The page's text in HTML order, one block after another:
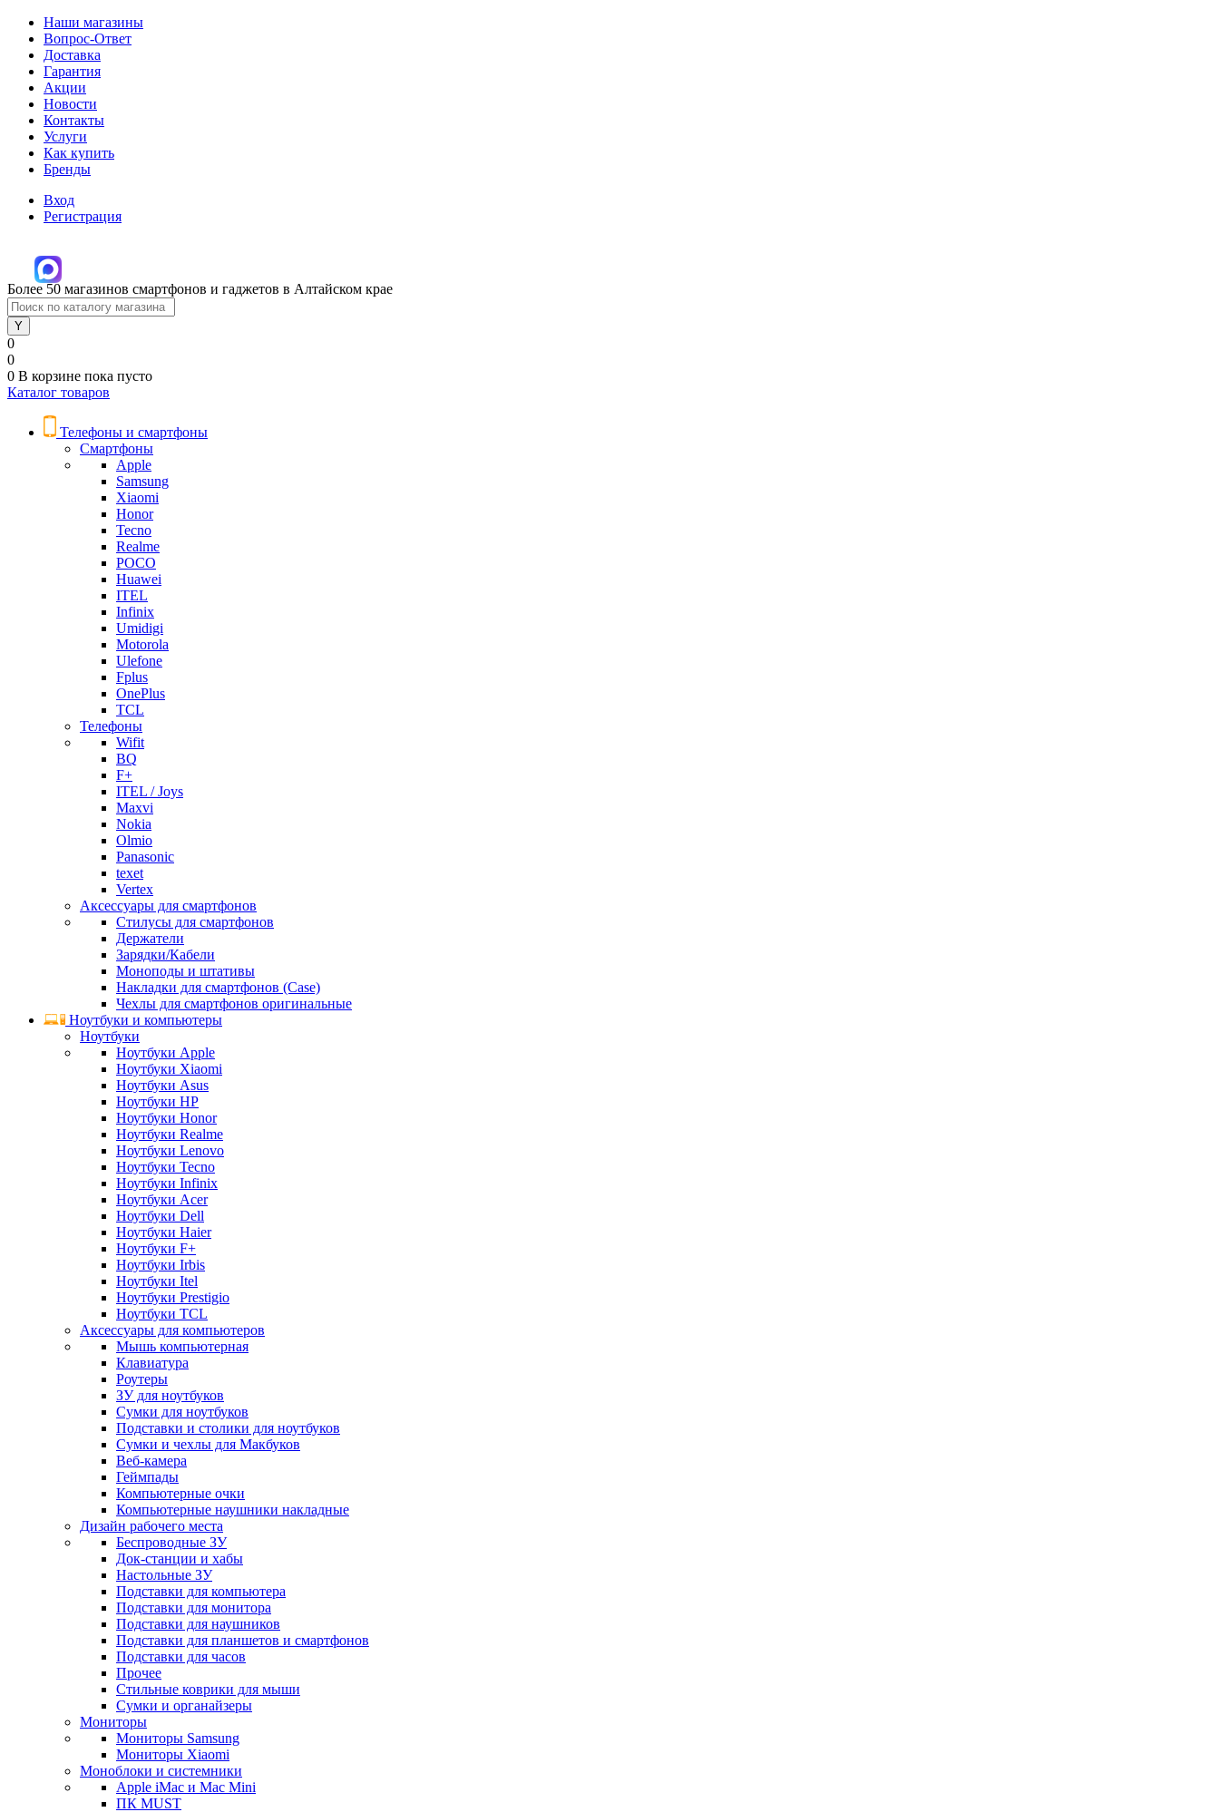
Наши магазины
Вопрос-Ответ
Доставка
Гарантия
Акции
Новости
Контакты
Услуги
Как купить
Бренды
Вход
Регистрация
Более 50 магазинов смартфонов и гаджетов в Алтайском крае
0
0
0 В корзине пока пусто
Каталог товаров
Телефоны и смартфоны
Смартфоны
Apple
Samsung
Xiaomi
Honor
Tecno
Realme
POCO
Huawei
ITEL
Infinix
Umidigi
Motorola
Ulefone
Fplus
OnePlus
TCL
Телефоны
Wifit
BQ
F+
ITEL / Joys
Maxvi
Nokia
Olmio
Panasonic
texet
Vertex
Аксессуары для смартфонов
Стилусы для смартфонов
Держатели
Зарядки/Кабели
Моноподы и штативы
Накладки для смартфонов (Case)
Чехлы для смартфонов оригинальные
Ноутбуки и компьютеры
Ноутбуки
Ноутбуки Apple
Ноутбуки Xiaomi
Ноутбуки Asus
Ноутбуки HP
Ноутбуки Honor
Ноутбуки Realme
Ноутбуки Lenovo
Ноутбуки Tecno
Ноутбуки Infinix
Ноутбуки Acer
Ноутбуки Dell
Ноутбуки Haier
Ноутбуки F+
Ноутбуки Irbis
Ноутбуки Itel
Ноутбуки Prestigio
Ноутбуки TCL
Аксессуары для компьютеров
Мышь компьютерная
Клавиатура
Роутеры
ЗУ для ноутбуков
Сумки для ноутбуков
Подставки и столики для ноутбуков
Сумки и чехлы для Макбуков
Веб-камера
Геймпады
Компьютерные очки
Компьютерные наушники накладные
Дизайн рабочего места
Беспроводные ЗУ
Док-станции и хабы
Настольные ЗУ
Подставки для компьютера
Подставки для монитора
Подставки для наушников
Подставки для планшетов и смартфонов
Подставки для часов
Прочее
Стильные коврики для мыши
Сумки и органайзеры
Мониторы
Мониторы Samsung
Мониторы Xiaomi
Моноблоки и системники
Apple iMac и Mac Mini
ПК MUST